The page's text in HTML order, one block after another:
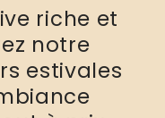
riche et
notre
estivales